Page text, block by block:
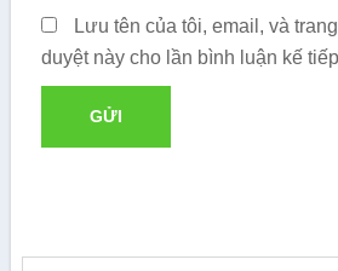
Lưu tên của tôi, email, và
duyệt này cho lần bình luận kế